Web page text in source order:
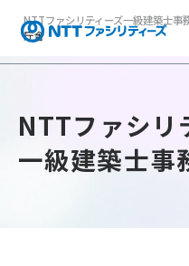
NTTファシリティーズ一級建築士事
庁舎
NTTファシリ
一級建築士事